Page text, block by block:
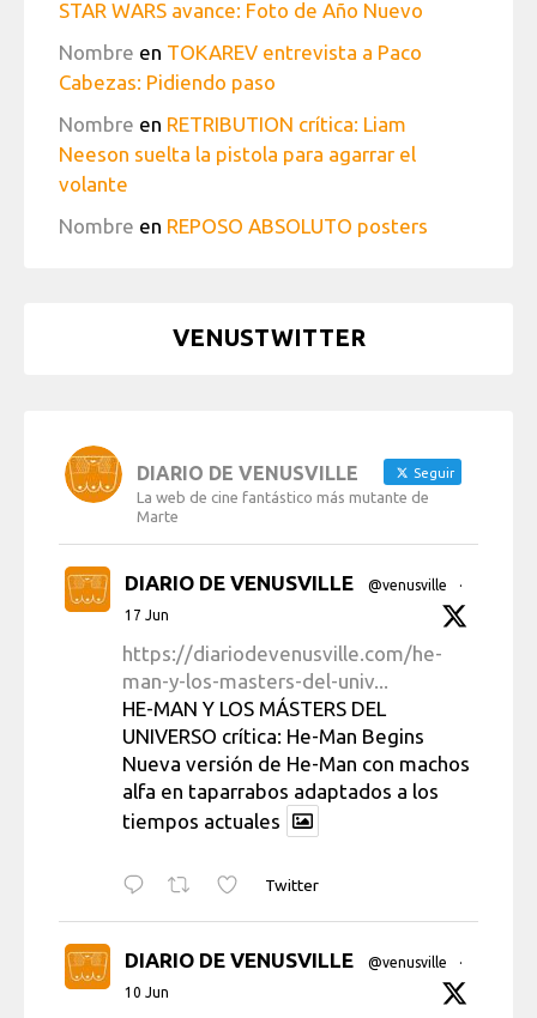
STAR WARS avance: Foto de Año Nuevo
Nombre en TOKAREV entrevista a Paco
Cabezas: Pidiendo paso
Nombre en RETRIBUTION crítica: Liam
Neeson suelta la pistola para agarrar el
volante
Nombre en REPOSO ABSOLUTO posters
VENUSTWITTER
DIARIO DE VENUSVILLE Seguir
La web de cine fantástico más mutante de
Marte
DIARIO DE VENUSVILLE @venusville
·
17 Jun
https://diariodevenusville.com/he-
man-y-los-masters-del-univ...
HE-MAN Y LOS MÁSTERS DEL
UNIVERSO crítica: He-Man Begins
Nueva versión de He-Man con machos
alfa en taparrabos adaptados a los
tiempos actuales
Twitter
DIARIO DE VENUSVILLE @venusville
·
10 Jun